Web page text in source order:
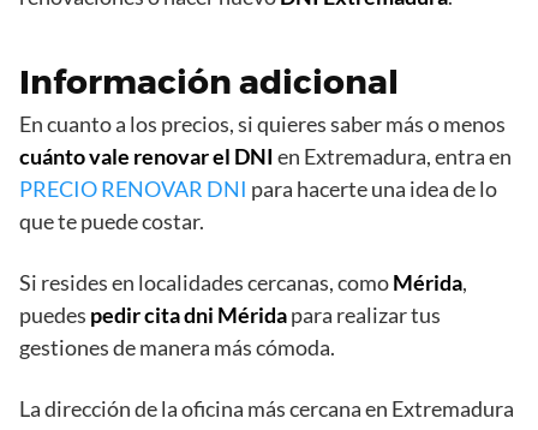
Información adicional
En cuanto a los precios, si quieres saber más o menos
cuánto vale renovar el DNI en Extremadura, entra en
PRECIO RENOVAR DNI para hacerte una idea de lo
que te puede costar.
Si resides en localidades cercanas, comoMérida,
puedes pedir cita dni Méridapara realizar tus
gestiones de manera más cómoda.
La dirección de la oficina más cercana en Extremadura